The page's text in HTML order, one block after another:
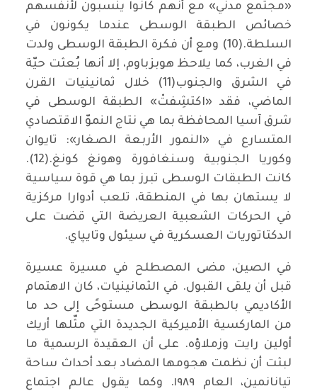
«مجتمع مدني» مع أنهم كانوا ينسبون لأنفسهم
خصائص الطبقة الوسطى عندما يكونون في
السلطة.(10) ومع أن فكرة الطبقة الوسطى ولدت
في الغرب، كما يلاحظ هوبزباوم، إلا أنها بُعثت حيّة
في الشرق والجنوب(11) خلال ثمانينيات القرن
الماضي، فقد «اكتشِفتْ» الطبقة الوسطى في
شرق آسيا المحافظة بما هي نتاج النموّ الاقتصادي
المتسارع في «النمور الأربعة الصغار»: تايوان
وكوريا الجنوبية وسنغافورة وهونغ كونغ.(12).
كانت الطبقات الوسطى تبرز بما هي قوة سياسية
لا يستهان بها في المنطقة، تلعب أدوارا مركزية
في الحركات الشعبية العريضة التي قضت على
الدكتاتوريات العسكرية في سيئول وتايپاي.
في الصين، مضى المصطلح في مسيرة عسيرة
قبل أن يلقى القبول. في الثمانينيات، كان الاهتمام
الأكاديمي بالطبقة الوسطى مستوحًى إلى حد ما
من الماركسية الأميركية الجديدة التي مثّلها أريك
أولين رايت وزملاؤه. على أن العقيدة الرسمية ما
لبثت أن نظمت هجومها المضاد بعد أحداث ساحة
تيانانمين، العام ١٩٨٩. وكما يقول عالم اجتماع